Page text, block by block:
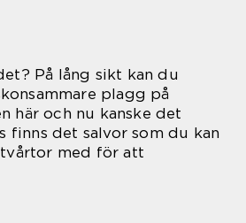
På lång sikt kan du
plagg på
här och nu kanske det
finns det salvor som du kan
med för att